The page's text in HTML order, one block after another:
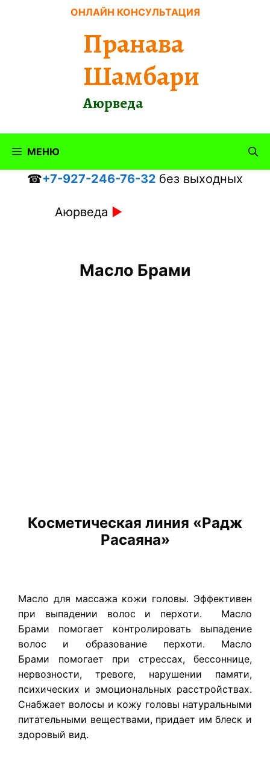
ОНЛАЙН КОНСУЛЬТАЦИЯ
Пранава
Шамбари
Аюрведа
МЕНЮ
☎+7-927-246-76-32 без выходных
Аюрведа ►
Масло Брами
Косметическая линия «Радж
Расаяна»
Масло для массажа кожи головы. Эффективен
при выпадении волос и перхоти. Масло
Брами помогает контролировать выпадение
волос и образование перхоти. Масло
Брами помогает при стрессах, бессоннице,
нервозности, тревоге, нарушении памяти,
психических и эмоциональных расстройствах.
Снабжает волосы и кожу головы натуральными
питательными веществами, придает им блеск и
здоровый вид.